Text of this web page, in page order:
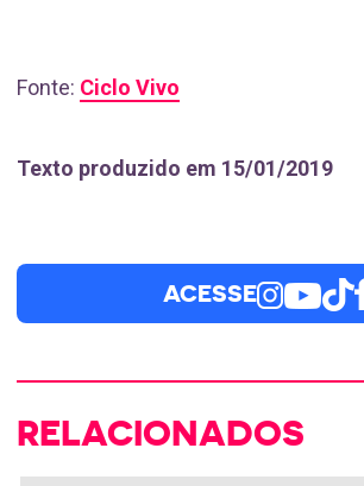
Fonte: Ciclo Vivo
Texto produzido em 15/01/2019
ACESSE
RELACIONADOS